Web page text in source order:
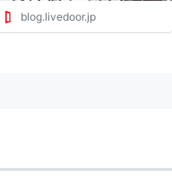
blog.livedoor.jp